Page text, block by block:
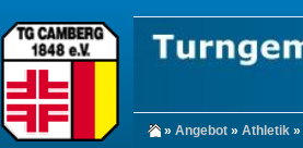
» Angebot » Athletik »